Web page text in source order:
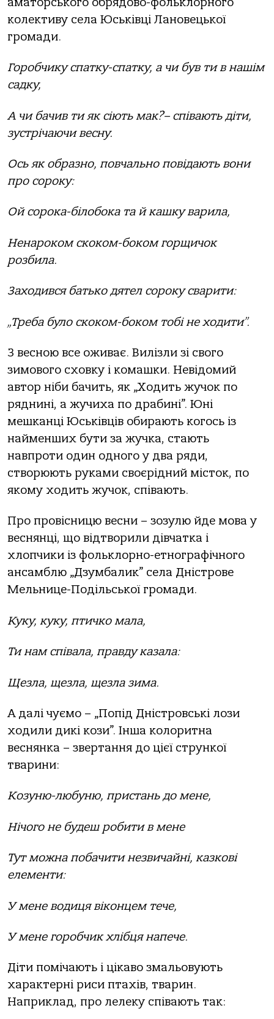
колективу села Юськівці Лановецької
громади.
Горобчику спатку-спатку, а чи був ти в нашім
садку,
А чи бачив ти як сіють мак?– співають діти,
зустрічаючи весну.
Ось як образно, повчально повідають вони
про сороку:
Ой сорока-білобока та й кашку варила,
Ненароком скоком-боком горщичок
розбила.
Заходився батько дятел сороку сварити:
„Треба було скоком-боком тобі не ходити”.
З весною все оживає. Вилізли зі свого
зимового сховку і комашки. Невідомий
автор ніби бачить, як „Ходить жучок по
ряднині, а жучиха по драбині”. Юні
мешканці Юськівців обирають когось із
найменших бути за жучка, стають
навпроти один одного у два ряди,
створюють руками своєрідний місток, по
якому ходить жучок, співають.
Про провісницю весни – зозулю йде мова у
веснянці, що відтворили дівчатка і
хлопчики із фольклорно-етнографічного
ансамблю „Дзумбалик” села Дністрове
Мельнице-Подільської громади.
Куку, куку, птичко мала,
Ти нам співала, правду казала:
Щезла, щезла, щезла зима.
А далі чуємо – „Попід Дністровські лози
ходили дикі кози”. Інша колоритна
веснянка – звертання до цієї стрункої
тварини:
Козуню-любуню, пристань до мене,
Нічого не будеш робити в мене
Тут можна побачити незвичайні, казкові
елементи:
У мене водиця віконцем тече,
У мене горобчик хлібця напече.
Діти помічають і цікаво змальовують
характерні риси птахів, тварин.
Наприклад, про лелеку співають так: